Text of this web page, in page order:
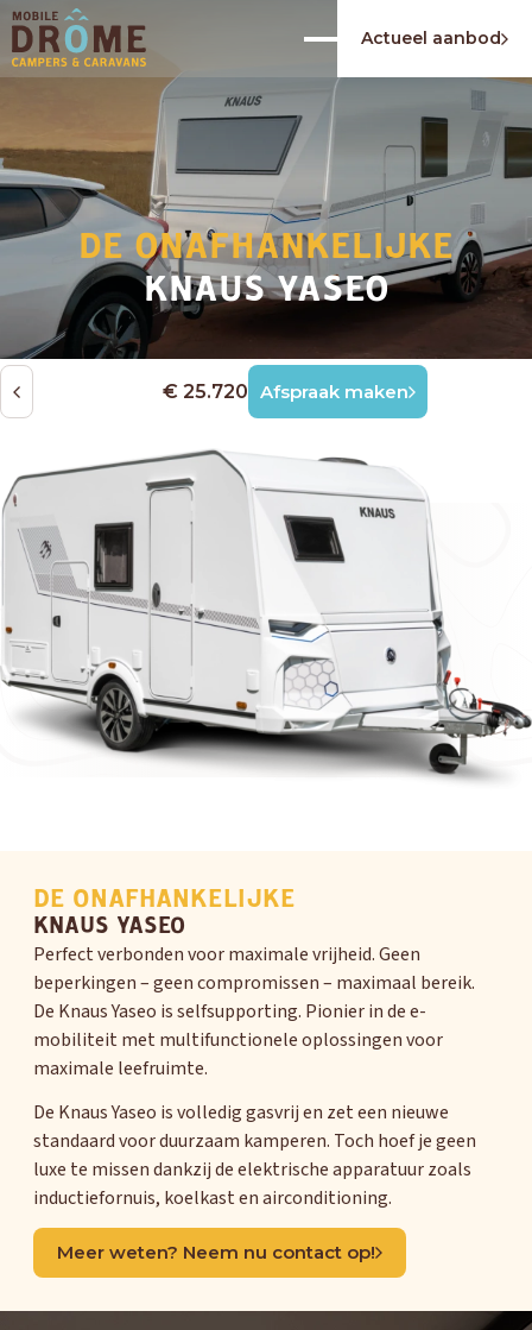
Actueel aanbod
DE ONAFHANKELIJKE
KNAUS YASEO
€ 25.720 Afspraak maken
DE ONAFHANKELIJKE
KNAUS YASEO
Perfect verbonden voor maximale vrijheid. Geen
beperkingen – geen compromissen – maximaal bereik.
De Knaus Yaseo is selfsupporting. Pionier in de e-
mobiliteit met multifunctionele oplossingen voor
maximale leefruimte.
De Knaus Yaseo is volledig gasvrij en zet een nieuwe
standaard voor duurzaam kamperen. Toch hoef je geen
luxe te missen dankzij de elektrische apparatuur zoals
inductiefornuis, koelkast en airconditioning.
Meer weten? Neem nu contact op!